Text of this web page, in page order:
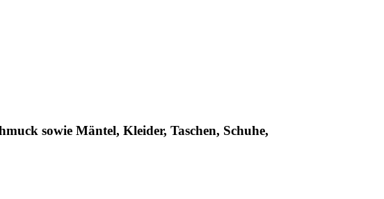
sowie Mäntel, Kleider, Taschen, Schuhe,